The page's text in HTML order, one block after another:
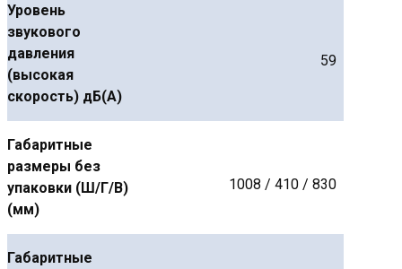
Уровень
звукового
давления
(высокая
скорость) дБ(А)
59
Габаритные
размеры без
упаковки (Ш/Г/В)
(мм)
1008 / 410 / 830
Габаритные